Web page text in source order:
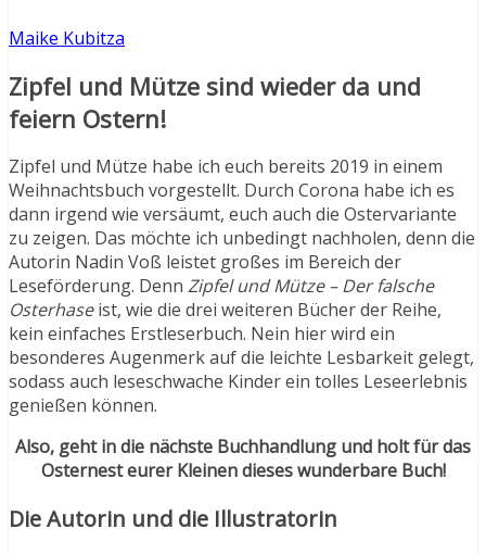
Maike Kubitza
Zipfel und Mütze sind wieder da und
feiern Ostern!
Zipfel und Mütze habe ich euch bereits 2019 in einem
Weihnachtsbuch vorgestellt. Durch Corona habe ich es
dann irgend wie versäumt, euch auch die Ostervariante
zu zeigen. Das möchte ich unbedingt nachholen, denn die
Autorin Nadin Voß leistet großes im Bereich der
Leseförderung. Denn Zipfel und Mütze – Der falsche
Osterhaseist, wie die drei weiteren Bücher der Reihe,
kein einfaches Erstleserbuch. Nein hier wird ein
besonderes Augenmerk auf die leichte Lesbarkeit gelegt,
sodass auch leseschwache Kinder ein tolles Leseerlebnis
genießen können.
Also, geht in die nächste Buchhandlung und holt für das
Osternest eurer Kleinen dieses wunderbare Buch!
Die Autorin und die Illustratorin